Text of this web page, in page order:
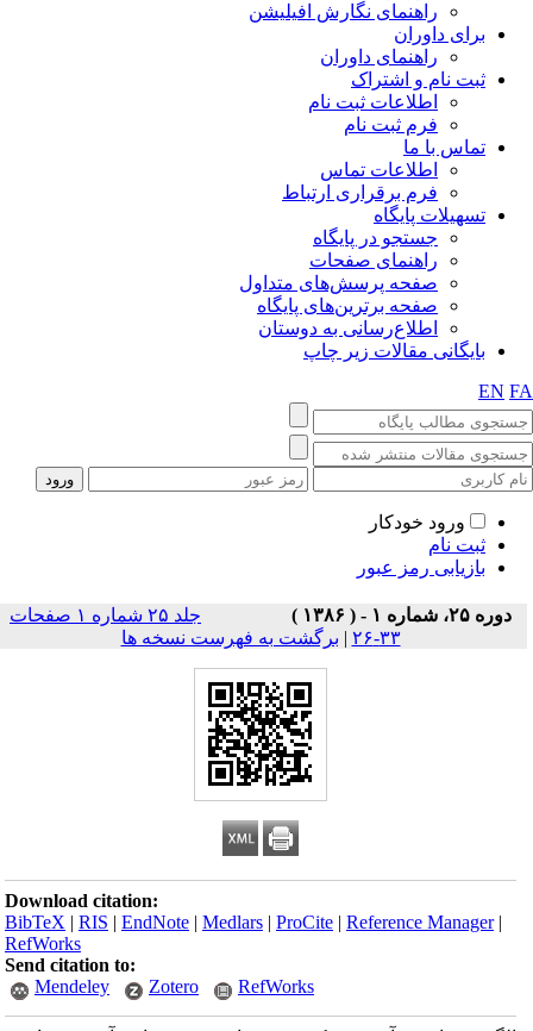
راهنمای نگارش افیلیشن
برای داوران
راهنمای داوران
ثبت نام و اشتراک
اطلاعات ثبت نام
فرم ثبت نام
تماس با ما
اطلاعات تماس
فرم برقراری ارتباط
تسهیلات پایگاه
جستجو در پایگاه
راهنمای صفحات
صفحه پرسش‌های متداول
صفحه برترین‌های پایگاه
اطلاع‌رسانی به دوستان
بایگانی مقالات زیر چاپ
EN
ورود خودکار
ثبت نام
بازیابی رمز عبور
دوره ۲۵، شماره ۱ - ( ۱۳۸۶ )
جلد ۲۵ شماره ۱ صفحات
۳۳-۲۶
| برگشت به فهرست نسخه ها
Download citation:
BibTeX |RIS |EndNote |Medlars |ProCite |Reference Manager
RefWorks
Send citation to:
Mendeley
Zotero RefWorks